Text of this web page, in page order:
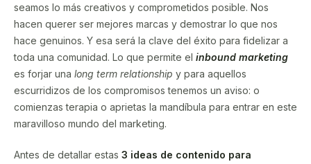
seamos lo más creativos y comprometidos posible. Nos
hacen querer ser mejores marcas y demostrar lo que nos
hace genuinos. Y esa será la clave del éxito para fidelizar a
toda una comunidad. Lo que permite el inbound marketing
es forjar una long term relationship y para aquellos
escurridizos de los compromisos tenemos un aviso: o
comienzas terapia o aprietas la mandíbula para entrar en este
maravilloso mundo del marketing.
Antes de detallar estas 3 ideas de contenido para